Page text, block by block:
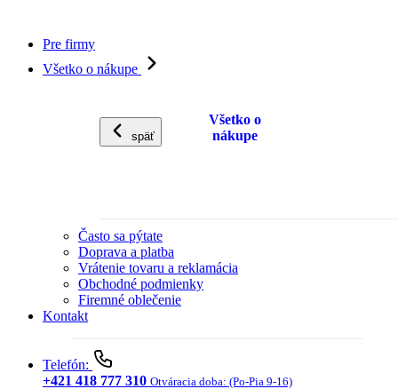
Pre firmy
Všetko o nákupe
späť
Všetko o
nákupe
Často sa pýtate
Doprava a platba
Vrátenie tovaru a reklamácia
Obchodné podmienky
Firemné oblečenie
Kontakt
Telefón:
+421 418 777 310 Otváracia doba: (Po-Pia 9-16)